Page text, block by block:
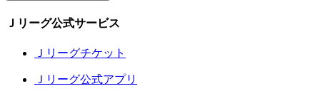
Ｊリーグ公式サービス
Ｊリーグチケット
Ｊリーグ公式アプリ